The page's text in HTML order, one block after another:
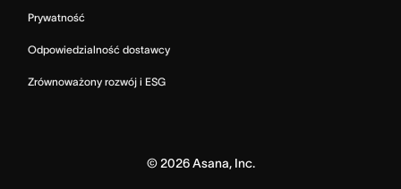
Prywatność
Odpowiedzialność dostawcy
Zrównoważony rozwój i ESG
© 2026Asana, Inc.